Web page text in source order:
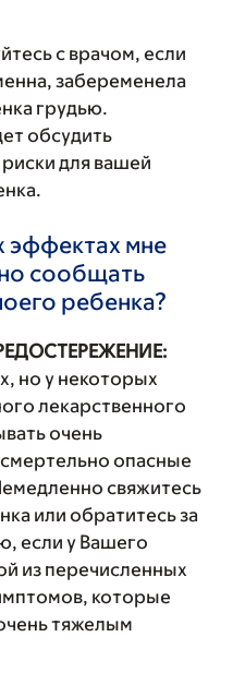
с врачом, если
забеременела
грудью.
обсудить
для вашей
эффектах мне
сообщать
ребенка?
но у некоторых
лекарственного
очень
опасные
свяжитесь
или обратитесь за
если у Вашего
из перечисленных
которые
тяжелым